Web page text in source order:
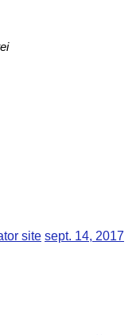
site sept. 14, 2017